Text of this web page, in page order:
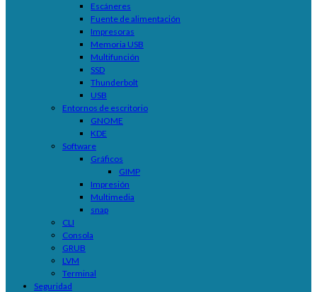
Escáneres
Fuente de alimentación
Impresoras
Memoria USB
Multifunción
SSD
Thunderbolt
USB
Entornos de escritorio
GNOME
KDE
Software
Gráficos
GIMP
Impresión
Multimedia
snap
CLI
Consola
GRUB
LVM
Terminal
Seguridad